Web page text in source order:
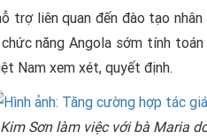
trợ liên quan đến đào tạo
năng Angola sớm tính
Nam xem xét, quyết định.
Sơn làm việc với bà Maria